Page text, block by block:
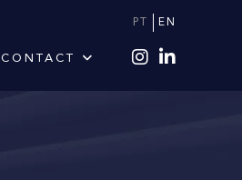
CONTACT
PT EN